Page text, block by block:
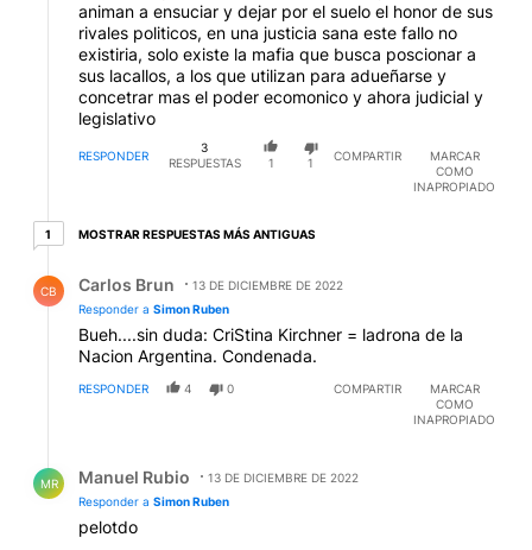
animan a ensuciar y dejar por el suelo el honor de sus
rivales politicos, en una justicia sana este fallo no
existiria, solo existe la mafia que busca poscionar a
sus lacallos, a los que utilizan para adueñarse y
concetrar mas el poder ecomonico y ahora judicial y
legislativo
RESPONDER
3
RESPUESTAS
1 1
COMPARTIR
MARCAR
COMO
INAPROPIADO
11 respuesta más antiguas
MOSTRAR RESPUESTAS MÁS ANTIGUAS
CB Carlos Brun
13 DE DICIEMBRE DE 2022
Responder a Simon Ruben
Bueh....sin duda: CriStina Kirchner = ladrona de la
Nacion Argentina. Condenada.
RESPONDER 4 0 COMPARTIR
MARCAR
COMO
INAPROPIADO
MR Manuel Rubio
13 DE DICIEMBRE DE 2022
Responder a Simon Ruben
pelotdo